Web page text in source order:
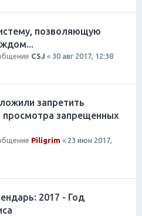
позволяющую
CSJ « 30 авг 2017, 12:38
запретить
просмотра запрещенных
Piligrim « 23 июн 2017,
2017 - Год